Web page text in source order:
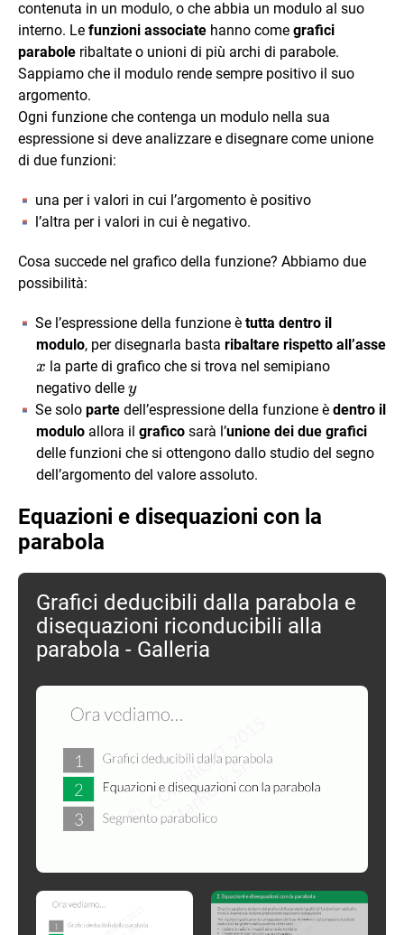
contenuta in un modulo, o che abbia un modulo al suo
interno. Le funzioni associate hanno come grafici
parabole ribaltate o unioni di più archi di parabole.
Sappiamo che il modulo rende sempre positivo il suo
argomento.
Ogni funzione che contenga un modulo nella sua
espressione si deve analizzare e disegnare come unione
di due funzioni:
una per i valori in cui l’argomento è positivo
l’altra per i valori in cui è negativo.
Cosa succede nel grafico della funzione? Abbiamo due
possibilità:
Se l’espressione della funzione è tutta dentro il
modulo, per disegnarla basta ribaltare rispetto all’asse
x
x la parte di grafico che si trova nel semipiano
negativo delle y
y
Se solo parte dell’espressione della funzione è dentro il
modulo allora il grafico sarà l’unione dei due grafici
delle funzioni che si ottengono dallo studio del segno
dell’argomento del valore assoluto.
Equazioni e disequazioni con la
parabola
Grafici deducibili dalla parabola e
disequazioni riconducibili alla
parabola - Galleria